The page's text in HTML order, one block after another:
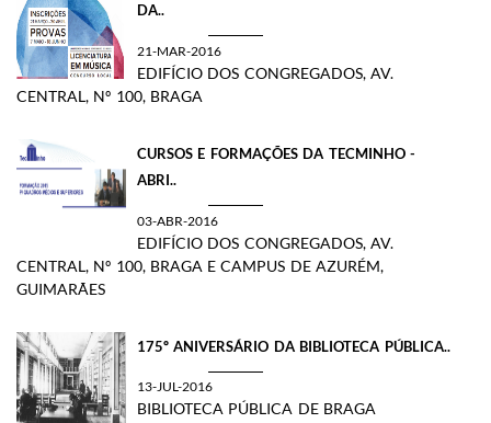
DA..
21-MAR-2016
EDIFÍCIO DOS CONGREGADOS, AV.
CENTRAL, Nº 100, BRAGA
CURSOS E FORMAÇÕES DA TECMINHO​ -
ABRI..
03-ABR-2016
EDIFÍCIO DOS CONGREGADOS, AV.
CENTRAL, Nº 100, BRAGA E CAMPUS DE AZURÉM,
GUIMARÃES
175º ANIVERSÁRIO DA BIBLIOTECA PÚBLICA..
13-JUL-2016
BIBLIOTECA PÚBLICA DE BRAGA